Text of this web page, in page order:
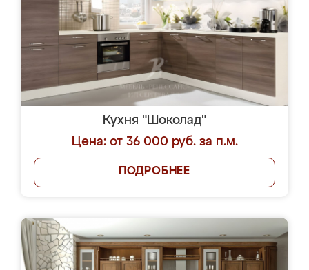
Кухня "Шоколад"
Цена: от 36 000 руб. за п.м.
ПОДРОБНЕЕ